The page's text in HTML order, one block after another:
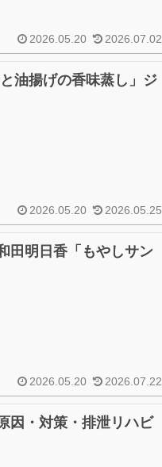
2026.05.20 2026.07.02
油揚げの香味蒸し」ジ
2026.05.20 2026.05.25
田明日香「もやしサン
2026.05.20 2026.07.22
因・対策・排泄リハビ